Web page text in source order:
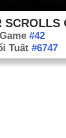
SCROLLS
Game #42
Tuất #6747